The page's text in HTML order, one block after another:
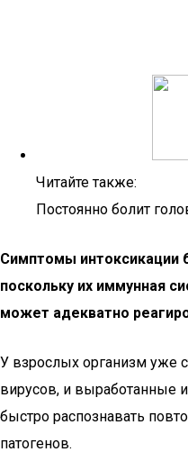
Читайте также:
Постоянно болит
Симптомы интоксикации
поскольку их иммунная
может адекватно
У взрослых организм уже
вирусов, и выработанные
быстро распознавать
патогенов.